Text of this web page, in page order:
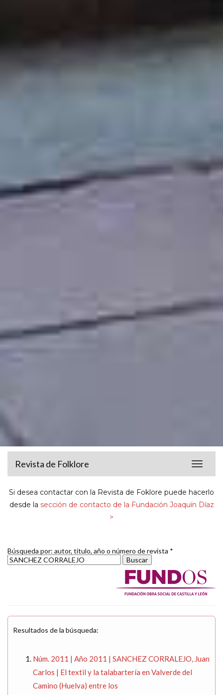
Toggle
Revista de Folklore
Si desea contactar con la Revista de Foklore puede hacerlo
desde la sección de contacto de la Fundación Joaquín Díaz
>
Búsqueda por: autor, título, año o número de revista *
Resultados de la búsqueda:
Núm. 2011 | Año 2011 | SANCHEZ CORRALEJO, Juan
Carlos | El textil y la talabartería en Valverde del
Camino (Huelva) entre los